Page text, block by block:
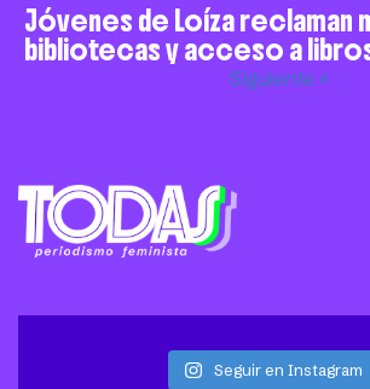
Jóvenes de Loíza reclaman
bibliotecas y acceso a
Siguiente »
Seguir en Instagram